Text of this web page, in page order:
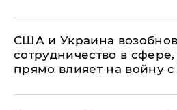
США и Украина
сотрудничество в сфере,
прямо влияет на войну